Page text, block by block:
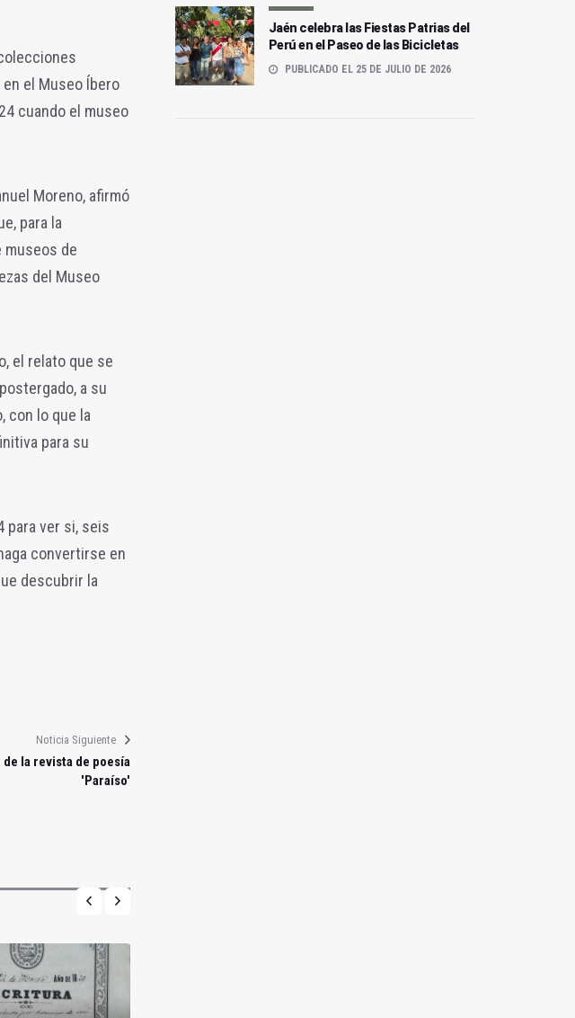
el Museo Íbero
cuando el museo
Moreno, afirmó
para la
museos de
del Museo
el relato que se
a su
con lo que la
para su
para ver si, seis
convertirse en
descubrir la
Noticia Siguiente
la revista de poesía
'Paraíso'
Jaén celebra las Fiestas Patrias del
Perú en el Paseo de las Bicicletas
PUBLICADO EL 25 DE JULIO DE 2026